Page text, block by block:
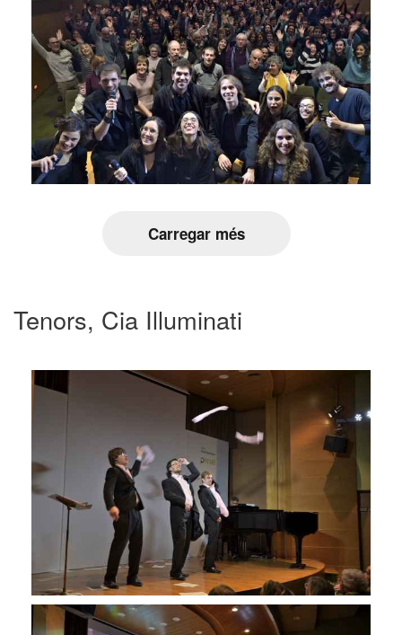
Carregar més
Tenors, Cia Illuminati